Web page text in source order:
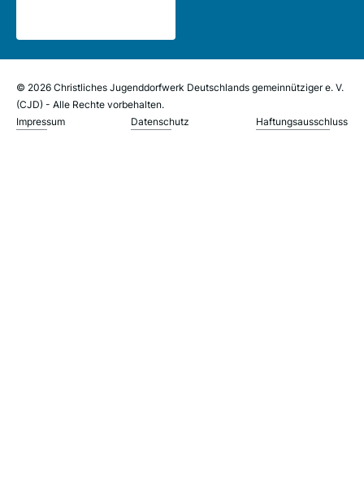
© 2026 Christliches Jugenddorfwerk Deutschlands gemeinnütziger e. V.
(CJD) - Alle Rechte vorbehalten.
Impressum
Datenschutz Haftungsausschluss